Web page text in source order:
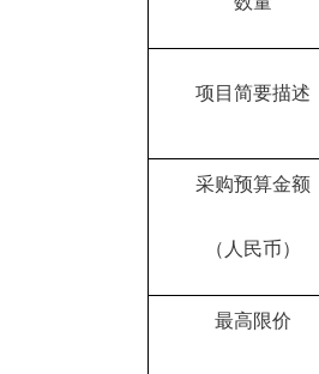
项目简要描述
采购预算金额
（人民币）
最高限价